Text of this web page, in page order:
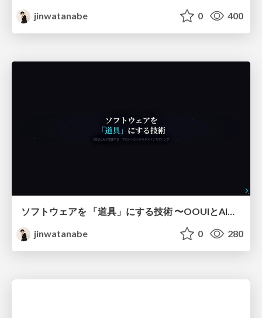
jinwatanabe
0 400
ソフトウェアを 「道具」にする技術 〜OOUIとAIが交差するフロントエンドのドメインモデリング〜
jinwatanabe
0 280